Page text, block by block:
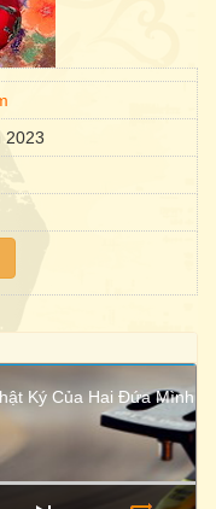
2023
Ký Của Hai Đứa Mình